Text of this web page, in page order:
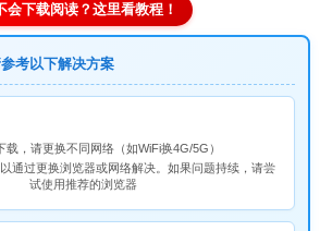
会下载阅读？这里看教程！
考以下解决方案
载，请更换不同网络（如WiFi换4G/5G）
通过更换浏览器或网络解决。如果问题持续，请尝
试使用推荐的浏览器